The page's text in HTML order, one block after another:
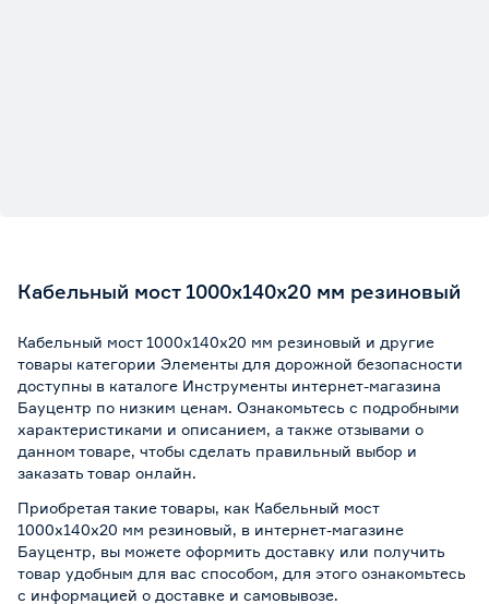
Кабельный мост 1000x140x20 мм резиновый
Кабельный мост 1000x140x20 мм резиновый и другие
товары категории Элементы для дорожной безопасности
доступны в каталоге Инструменты интернет-магазина
Бауцентр по низким ценам. Ознакомьтесь с подробными
характеристиками и описанием, а также отзывами о
данном товаре, чтобы сделать правильный выбор и
заказать товар онлайн.
Приобретая такие товары, как Кабельный мост
1000x140x20 мм резиновый, в интернет-магазине
Бауцентр, вы можете оформить доставку или получить
товар удобным для вас способом, для этого ознакомьтесь
с информацией о доставке и самовывозе.